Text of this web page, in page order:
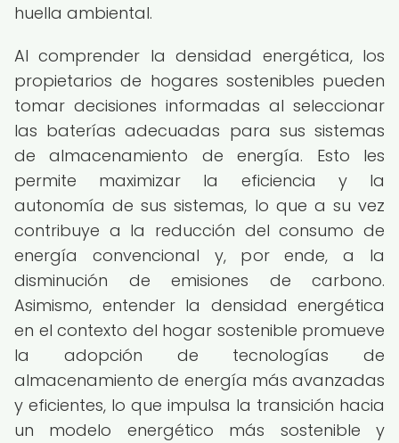
huella ambiental.
Al comprender la densidad energética, los
propietarios de hogares sostenibles pueden
tomar decisiones informadas al seleccionar
las baterías adecuadas para sus sistemas
de almacenamiento de energía. Esto les
permite maximizar la eficiencia y la
autonomía de sus sistemas, lo que a su vez
contribuye a la reducción del consumo de
energía convencional y, por ende, a la
disminución de emisiones de carbono.
Asimismo, entender la densidad energética
en el contexto del hogar sostenible promueve
la adopción de tecnologías de
almacenamiento de energía más avanzadas
y eficientes, lo que impulsa la transición hacia
un modelo energético más sostenible y